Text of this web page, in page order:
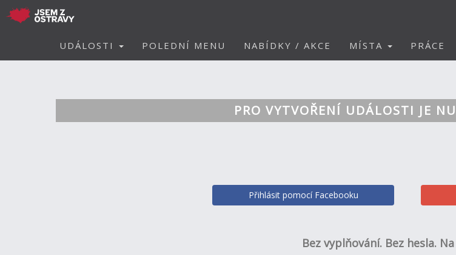
UDÁLOSTI POLEDNÍ MENU NABÍDKY / AKCE MÍSTA PRÁCE
PRO VYTVOŘENÍ UDÁLOSTI JE
Přihlásit pomocí Facebooku
Bez vyplňování. Bez hesla.